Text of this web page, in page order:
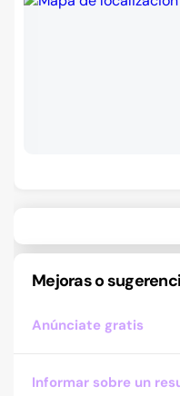
Mejoras o
Anúnciate gratis
Informar sobre un